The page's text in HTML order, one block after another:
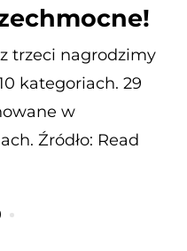
trzeci nagrodzimy
kategoriach. 29
w
Źródło: Read